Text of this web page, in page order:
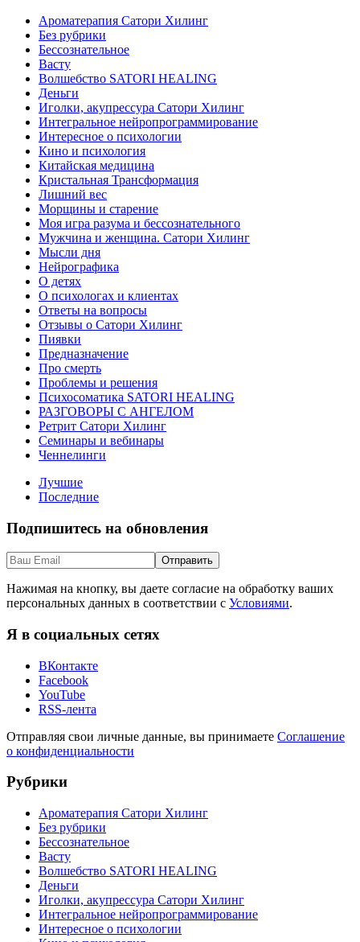
Ароматерапия Сатори Хилинг
Без рубрики
Бессознательное
Васту
Волшебство SATORI HEALING
Деньги
Иголки, акупрессура Сатори Хилинг
Интегральное нейропрограммирование
Интересное о психологии
Кино и психология
Китайская медицина
Кристальная Трансформация
Лишний вес
Морщины и старение
Моя игра разума и бессознательного
Мужчина и женщина. Сатори Хилинг
Мысли дня
Нейрографика
О детях
О психологах и клиентах
Ответы на вопросы
Отзывы о Сатори Хилинг
Пиявки
Предназначение
Про смерть
Проблемы и решения
Психосоматика SATORI HEALING
РАЗГОВОРЫ С АНГЕЛОМ
Ретрит Сатори Хилинг
Семинары и вебинары
Ченнелинги
Лучшие
Последние
Подпишитесь на обновления
Нажимая на кнопку, вы даете согласие на обработку ваших
персональных данных в соответствии с Условиями.
Я в социальных сетях
ВКонтакте
Facebook
YouTube
RSS-лента
Отправляя свои личные данные, вы принимаете Соглашение
о конфиденциальности
Рубрики
Ароматерапия Сатори Хилинг
Без рубрики
Бессознательное
Васту
Волшебство SATORI HEALING
Деньги
Иголки, акупрессура Сатори Хилинг
Интегральное нейропрограммирование
Интересное о психологии